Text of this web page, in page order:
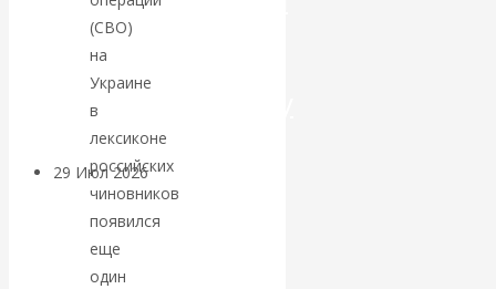
переход к
посткапитализму
29 Июл 2026Мировая
финансовая олигархия
Валентин
(СВО)
на
Украине
в
лексиконе
российских
чиновников
появился
еще
один